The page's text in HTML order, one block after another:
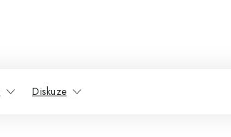
Diskuze